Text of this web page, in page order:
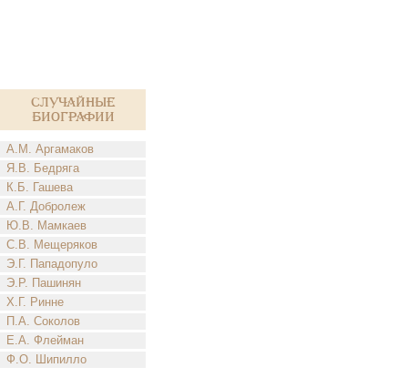
Случайные
биографии
А.М. Аргамаков
Я.В. Бедряга
К.Б. Гашева
А.Г. Добролеж
Ю.В. Мамкаев
С.В. Мещеряков
Э.Г. Пападопуло
Э.Р. Пашинян
Х.Г. Ринне
П.А. Соколов
Е.А. Флейман
Ф.О. Шипилло